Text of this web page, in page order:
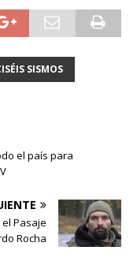
SISMOS
el país para
Pasaje
Rocha